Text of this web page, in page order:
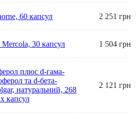
60 капсул 2 251 грн
30 капсул 1 504 грн
плюс d-гама-
та d-бета-
натуральний, 268
капсул
2 121 грн